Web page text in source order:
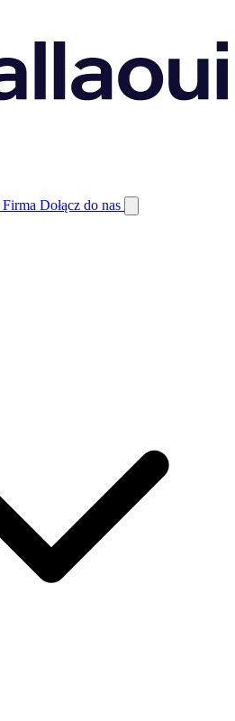
Firma Dołącz do nas